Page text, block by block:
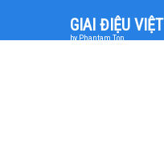
GIAI ĐIỆU VIỆT
by Phantam Top